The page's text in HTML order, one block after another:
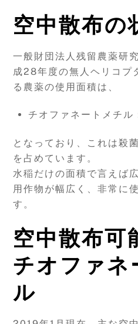
空中散布の
一般財団法人残留農薬研
成28年度の無人ヘリコプ
る農薬の使用面積は、
チオファネートメチル
となっており、これは殺
を占めています。
水稲だけの面積で言えば
用作物が幅広く、非常に
す。
空中散布可
チオファネ
ル